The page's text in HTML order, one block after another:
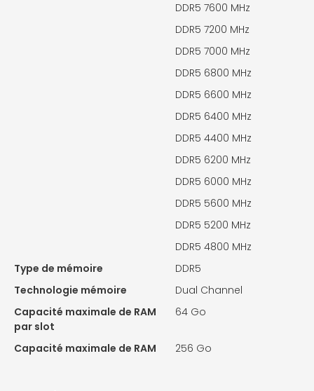
DDR5 7600 MHz
DDR5 7200 MHz
DDR5 7000 MHz
DDR5 6800 MHz
DDR5 6600 MHz
DDR5 6400 MHz
DDR5 4400 MHz
DDR5 6200 MHz
DDR5 6000 MHz
DDR5 5600 MHz
DDR5 5200 MHz
DDR5 4800 MHz
Type de mémoire
DDR5
Technologie mémoire
Dual Channel
Capacité maximale de RAM
par slot
64 Go
Capacité maximale de RAM 256 Go